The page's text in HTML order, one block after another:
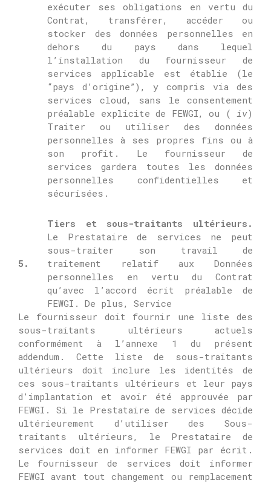
exécuter ses obligations en vertu du
Contrat, transférer, accéder ou
stocker des données personnelles en
dehors du pays dans lequel
l’installation du fournisseur de
services applicable est établie (le
“pays d’origine”), y compris via des
services cloud, sans le consentement
préalable explicite de FEWGI, ou ( iv)
Traiter ou utiliser des données
personnelles à ses propres fins ou à
son profit. Le fournisseur de
services gardera toutes les données
personnelles confidentielles et
sécurisées.
5.
Tiers et sous-traitants ultérieurs.
Le Prestataire de services ne peut
sous-traiter son travail de
traitement relatif aux Données
personnelles en vertu du Contrat
qu’avec l’accord écrit préalable de
FEWGI. De plus, Service
Le fournisseur doit fournir une liste des
sous-traitants ultérieurs actuels
conformément à l’annexe 1 du présent
addendum. Cette liste de sous-traitants
ultérieurs doit inclure les identités de
ces sous-traitants ultérieurs et leur pays
d’implantation et avoir été approuvée par
FEWGI. Si le Prestataire de services décide
ultérieurement d’utiliser des Sous-
traitants ultérieurs, le Prestataire de
services doit en informer FEWGI par écrit.
Le fournisseur de services doit informer
FEWGI avant tout changement ou remplacement